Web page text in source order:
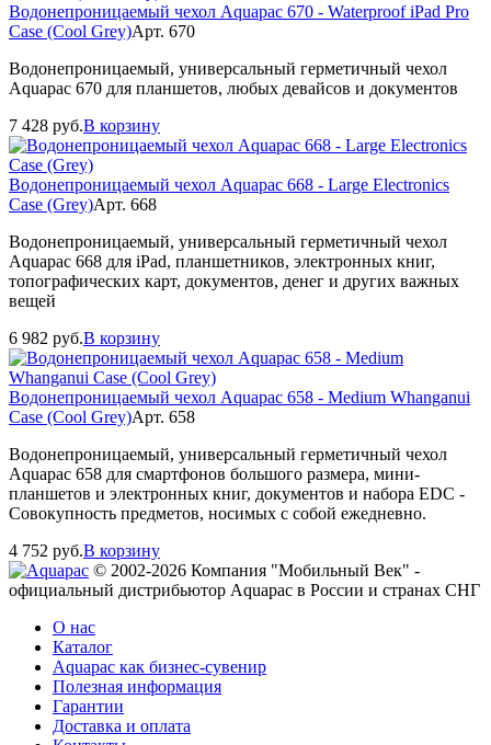
Водонепроницаемый чехол Aquapac 670 - Waterproof iPad Pro
Case (Cool Grey)Арт. 670
Водонепроницаемый, универсальный герметичный чехол
Aquapac 670 для планшетов, любых девайсов и документов
7 428 руб.В корзину
Водонепроницаемый чехол Aquapac 668 - Large Electronics
Case (Grey)Арт. 668
Водонепроницаемый, универсальный герметичный чехол
Aquapac 668 для iPad, планшетников, электронных книг,
топографических карт, документов, денег и других важных
вещей
6 982 руб.В корзину
Водонепроницаемый чехол Aquapac 658 - Medium Whanganui
Case (Cool Grey)Арт. 658
Водонепроницаемый, универсальный герметичный чехол
Aquapac 658 для смартфонов большого размера, мини-
планшетов и электронных книг, документов и набора EDC -
Совокупность предметов, носимых с собой ежедневно.
4 752 руб.В корзину
© 2002-2026 Компания "Мобильный Век" -
официальный дистрибьютор Aquapac в России и странах СНГ
О нас
Каталог
Aquapac как бизнес-сувенир
Полезная информация
Гарантии
Доставка и оплата